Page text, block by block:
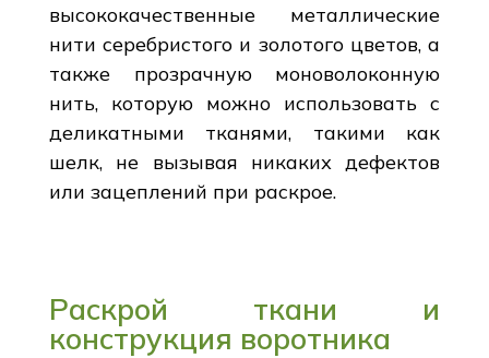
высококачественные металлические
нити серебристого и золотого цветов, а
также прозрачную моноволоконную
нить, которую можно использовать с
деликатными тканями, такими как
шелк, не вызывая никаких дефектов
или зацеплений при раскрое.
Раскрой ткани и
конструкция воротника